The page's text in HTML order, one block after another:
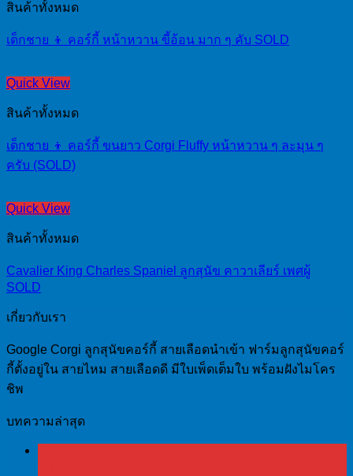
สินค้าทั้งหมด
เด็กชาย 👦 คอร์กี้ หน้าหวาน ขี้อ้อน มาก ๆ คับ SOLD
Quick View
สินค้าทั้งหมด
เด็กชาย 👦 คอร์กี้ ขนยาว Corgi Fluffy หน้าหวาน ๆ ละมุน ๆ
ครับ (SOLD)
Quick View
สินค้าทั้งหมด
Cavalier King Charles Spaniel ลูกสุนัข คาวาเลียร์ เพศผู้
SOLD
เกี่ยวกับเรา
Google Corgi ลูกสุนัขคอร์กี้ สายเลือดนำเข้า ฟาร์มลูกสุนัขคอร์
กี้ตั้งอยู่ใน สายไหม สายเลือดดี มีใบเพ็ดเต็มใบ พร้อมฝังไมโคร
ชิพ
บทความล่าสุด